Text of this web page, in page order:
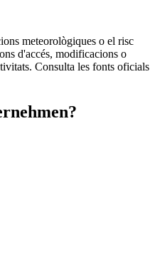
meteorològiques o el risc
d'accés, modificacions o
Consulta les fonts oficials